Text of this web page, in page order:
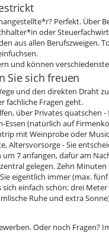
Perfekt. Über
oder
aus allen Berufszweigen.
und können
Sie sich freuen
und den direkten Draht
fachliche Fragen geht.
über Privates quatschen
Essen (natürlich auf
mit Weinprobe oder
Altersvorsorge - Sie
7 anfangen, dafür am
gelegen. Zehn
eigentlich immer (max.
sich einfach schön: drei
Ruhe und extra
Oder noch Fragen?